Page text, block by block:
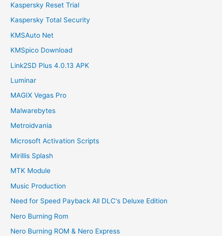
Kaspersky Reset Trial
Kaspersky Total Security
KMSAuto Net
KMSpico Download
Link2SD Plus 4.0.13 APK
Luminar
MAGIX Vegas Pro
Malwarebytes
Metroidvania
Microsoft Activation Scripts
Mirillis Splash
MTK Module
Music Production
Need for Speed Payback All DLC's Deluxe Edition
Nero Burning Rom
Nero Burning ROM & Nero Express